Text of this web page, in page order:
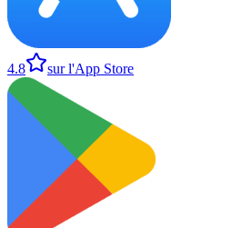
4.8 sur l'App Store